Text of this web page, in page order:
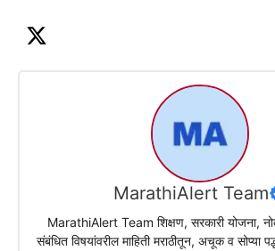
MarathiAlert Team
MarathiAlert Team शिक्षण, सरकारी योजना,
संबंधित विषयांवरील माहिती मराठीतून, अचूक व सोप्या